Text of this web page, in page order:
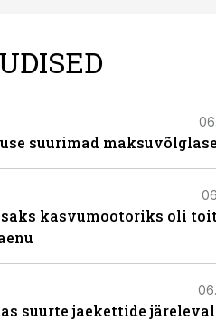
suurimad
kasvumootoriks oli
suurte jaekettide